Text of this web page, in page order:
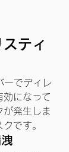
ティ
ーでディレ
効になって
が発生しま
です。